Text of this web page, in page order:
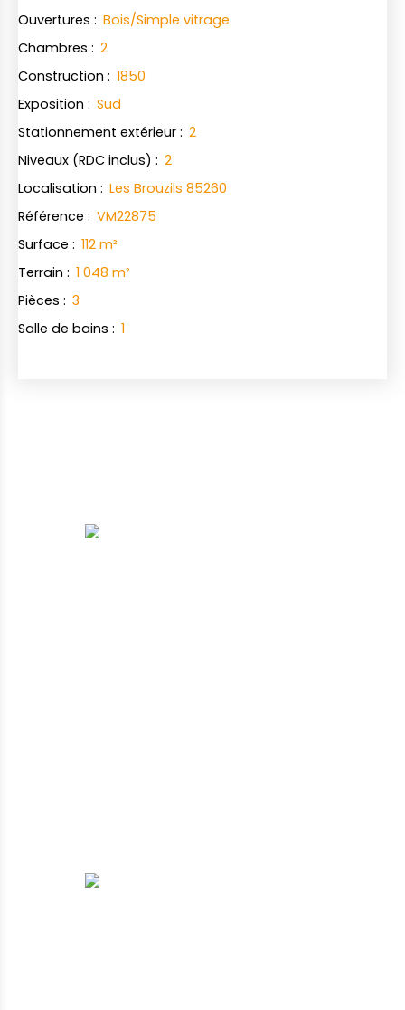
Ouvertures : Bois/Simple vitrage
Chambres : 2
Construction : 1850
Exposition : Sud
Stationnement extérieur : 2
Niveaux (RDC inclus) : 2
Localisation : Les Brouzils 85260
Référence : VM22875
Surface : 112 m²
Terrain : 1 048 m²
Pièces : 3
Salle de bains : 1